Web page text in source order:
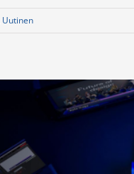
Uutinen